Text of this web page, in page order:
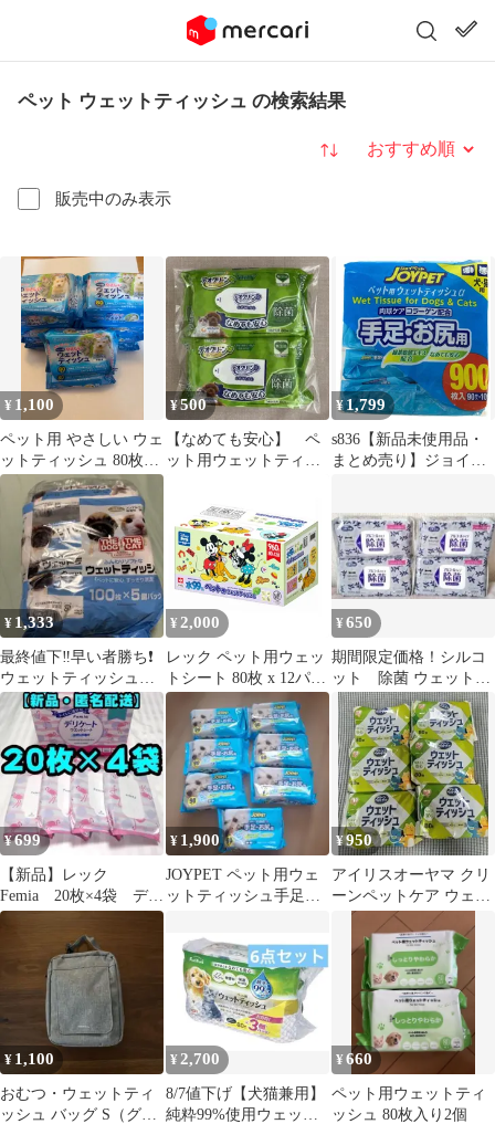
ペット ウェットティッシュ の検索結果
販売中のみ表示
並び替え
¥ 1,100
ペット用 やさしい ウェ
ットティッシュ 80枚入
り ×10個セット ペット
プロジャパン 犬 猫
¥500
【なめても安心】 ペ
ット用ウェットティッ
2個パック
¥1,799
s836【新品未使用品・
まとめ売り】ジョイペ
セット 4994527919708
犬 猫 用 お手入れシー
ト ノンアルコール 大容
量 ペット用品
¥ 1,333
最終値下‼️早い者勝ち❗️
ウェットティッシュ
100枚×3個
¥ 2,000
レック ペット用ウェッ
トシート 80枚 x 12パッ
ク
¥650
期間限定価格！シルコ
ット 除菌 ウェットテ
ィッシュ アルコールタ
イプ 詰め替え
¥699
【新品】レック
Femia 20枚×4袋 デリ
ケート ウェットシー
ト サボン
¥ 1,900
JOYPET ペット用ウェ
ットティッシュ手足・
¥950
アイリスオーヤマ クリ
ーンペットケア ウェッ
トティッシュ 80枚入６
パック
¥ 1,100
おむつ・ウェットティ
ッシュ バッグ S（グレ
¥ 2,700
8/7値下げ【犬猫兼用】
純粋99%使用ウェット
¥660
ペット用ウェットティ
ッシュ 80枚入り2個